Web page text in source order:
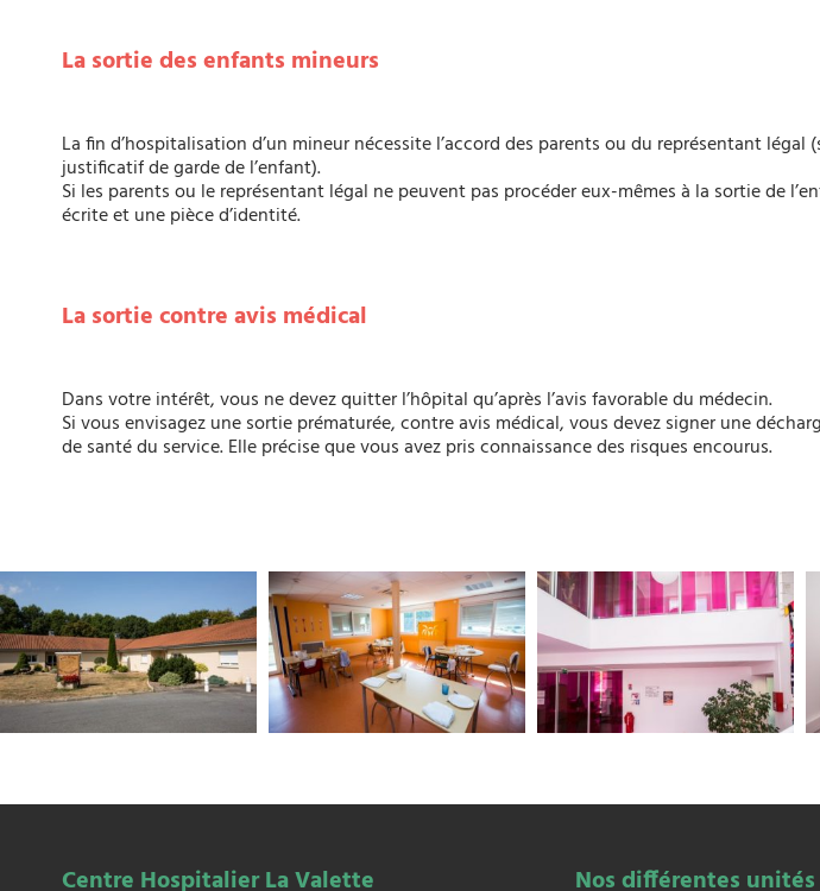
La sortie des enfants mineurs
La fin d’hospitalisation d’un mineur nécessite l’accord des parents ou du représentant
justificatif de garde de l’enfant).
Si les parents ou le représentant légal ne peuvent pas procéder eux-mêmes à la sortie de
écrite et une pièce d’identité.
La sortie contre avis médical
Dans votre intérêt, vous ne devez quitter l’hôpital qu’après l’avis favorable du médecin.
Si vous envisagez une sortie prématurée, contre avis médical, vous devez signer une
de santé du service. Elle précise que vous avez pris connaissance des risques encourus.
Centre Hospitalier La Valette Nos différentes unités